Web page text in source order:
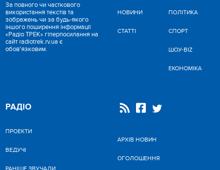
За повного чи часткового
використання текстів та
зображень чи за будь-якого
іншого поширення інформації
«Радіо ТРЕК» гіперпосилання на
сайт radiotrek.rv.ua є
обов'язковим.
НОВИНИ
СТАТТІ
ПОЛІТИКА
СПОРТ
ШОУ-BIZ
ЕКОНОМІКА
РАДІО
ПРОЕКТИ
ВЕДУЧІ
РАНІШЕ ЗВУЧАЛИ
АРХІВ НОВИН
ОГОЛОШЕННЯ